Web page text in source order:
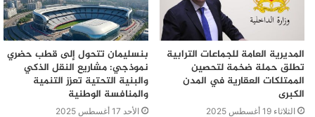
المديرية العامة للجماعات الترابية
تطلق حملة ضخمة لتحصين
الممتلكات العقارية في المدن
الكبرى
الثلاثاء 19 أغسطس 2025
بنسليمان تتحول إلى قطب حضري
نموذجي: مشاريع النقل الذكي
والبنية التحتية تعزز التنمية
والمنافسة الوطنية
الأحد 17 أغسطس 2025